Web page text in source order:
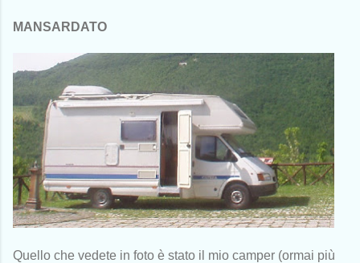
MANSARDATO
Quello che vedete in foto è stato il mio camper (ormai più